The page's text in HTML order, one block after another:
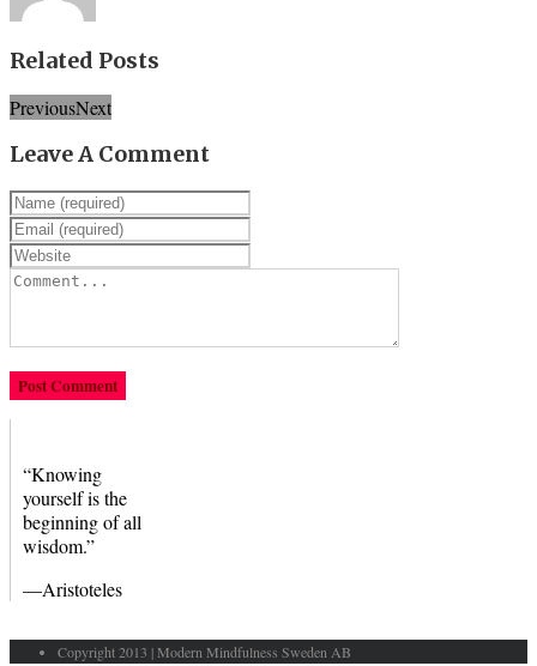
Related Posts
PreviousNext
Leave A Comment
“Knowing
yourself is the
beginning of all
wisdom.”
—Aristoteles
Copyright 2013 | Modern Mindfulness Sweden AB